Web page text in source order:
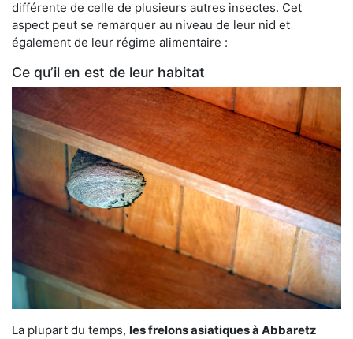
différente de celle de plusieurs autres insectes. Cet
aspect peut se remarquer au niveau de leur nid et
également de leur régime alimentaire :
Ce qu’il en est de leur habitat
La plupart du temps, les frelons asiatiques à Abbaretz